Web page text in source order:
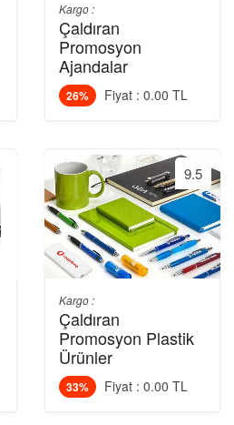
Kargo :
Çaldıran
Promosyon
Ajandalar
26% Fiyat : 0.00 TL
9.5
Kargo :
Çaldıran
Promosyon Plastik
Ürünler
33% Fiyat : 0.00 TL